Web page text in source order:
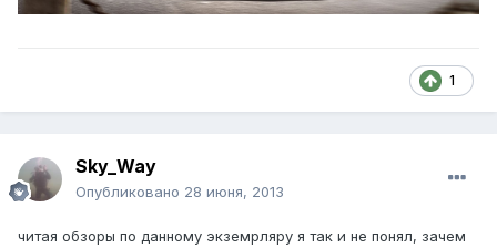
1
Sky_Way
Опубликовано 28 июня, 2013
читая обзоры по данному экземрляру я так и не понял, зачем